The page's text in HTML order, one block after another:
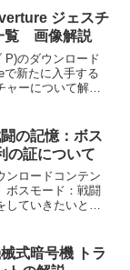
トも併せて解説を
ジェスチ
覧 画像解説
P)のダウンロード
で新たに入手する
ーについて解説
ャスチャーを全
の記憶：ボス
の証について
ンロードコンテン
ボスモード：戦闘
ていきたいと思
めました。実装ボ
式暗号機 トラ